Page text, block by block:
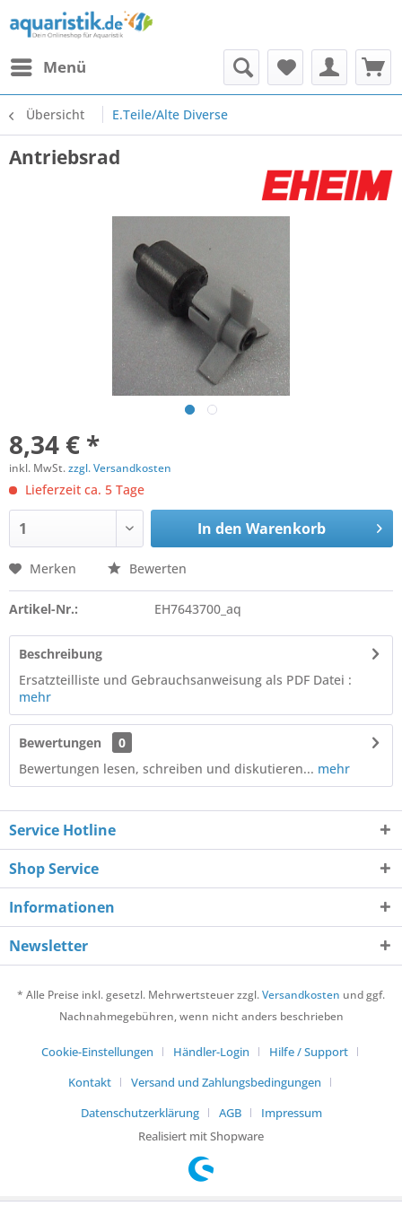
Menü
Übersicht E.Teile/Alte Diverse
Antriebsrad
8,34 € *
inkl. MwSt.zzgl. Versandkosten
Lieferzeit ca. 5 Tage
In den Warenkorb
Merken Bewerten
Artikel-Nr.: EH7643700_aq
Beschreibung
Ersatzteilliste und Gebrauchsanweisung als PDF Datei :
mehr
Bewertungen
0
Bewertungen lesen, schreiben und diskutieren... mehr
Service Hotline
Shop Service
Informationen
Newsletter
* Alle Preise inkl. gesetzl. Mehrwertsteuer zzgl.Versandkosten und ggf.
Nachnahmegebühren, wenn nicht anders beschrieben
Cookie-Einstellungen Händler-Login
Hilfe / Support
Kontakt
Versand und Zahlungsbedingungen
Datenschutzerklärung
AGB
Impressum
Realisiert mit Shopware